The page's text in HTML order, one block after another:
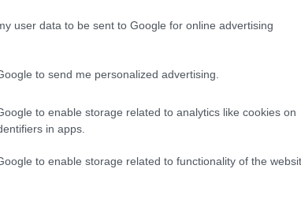
user data to be sent to Google for online advertising
to send me personalized advertising.
to enable storage related to analytics like cookies on
in apps.
to enable storage related to functionality of the